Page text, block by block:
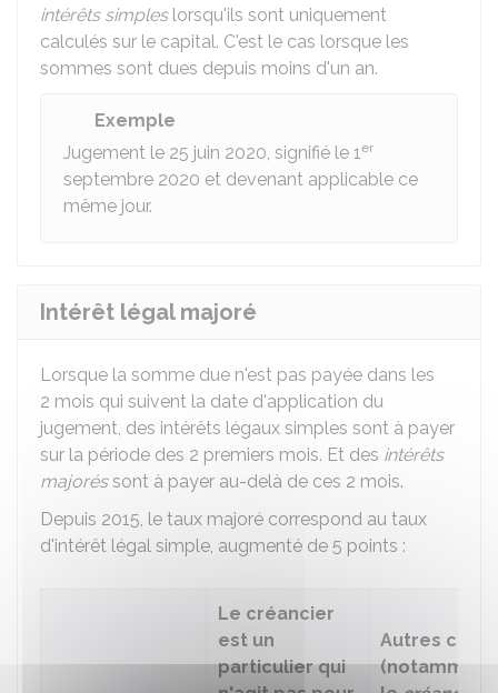
intérêts simpleslorsqu'ils sont uniquement
calculés sur le capital. C'est le cas lorsque les
sommes sont dues depuis moins d'un an.
Exemple
Jugement le 25 juin 2020, signifié le 1er
septembre 2020 et devenant applicable ce
même jour.
Intérêt légal majoré
Lorsque la somme due n'est pas payée dans les
2 mois qui suivent la date d'application du
jugement, des intérêts légaux simples sont à payer
sur la période des 2 premiers mois. Et des intérêts
majoréssont à payer au-delà de ces 2 mois.
Depuis 2015, le taux majoré correspond au taux
d'intérêt légal simple, augmenté de 5 points :
Le créancier
est un
particulier qui
Autres cas
(notamment